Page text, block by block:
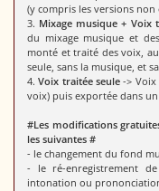
(y compris les versions non
3. Mixage musique + Voix
du mixage musique et
monté et traité des voix,
seule, sans la musique, et
4.Voix traitée seule ->
voix) puis exportée dans
#Les modifications
les suivantes #
- le changement du fond
- le ré-enregistrement
intonation ou